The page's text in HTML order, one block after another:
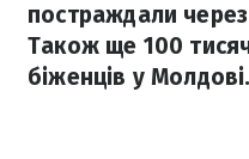
постраждали через
Також ще 100
біженців у Молдові.